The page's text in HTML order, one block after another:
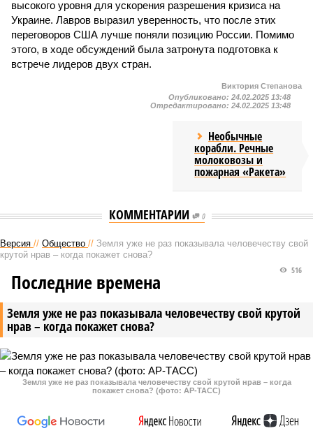
высокого уровня для ускорения разрешения кризиса на
Украине. Лавров выразил уверенность, что после этих
переговоров США лучше поняли позицию России. Помимо
этого, в ходе обсуждений была затронута подготовка к
встрече лидеров двух стран.
Виктория Степанова
Опубликовано: 24.02.2025 13:48
Отредактировано: 24.02.2025 13:48
Необычные
корабли. Речные
молоковозы и
пожарная «Ракета»
КОММЕНТАРИИ 0
Версия // Общество // Земля уже не раз показывала человечеству свой
крутой нрав – когда покажет снова?
Земля уже не раз показывала человечеству свой крутой
нрав – когда покажет снова?
516
Последние времена
Земля уже не раз показывала человечеству свой крутой нрав – когда
покажет снова? (фото: АР-ТАСС)